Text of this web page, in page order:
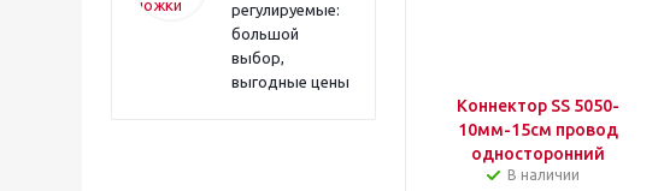
регулируемые:
большой
выбор,
выгодные цены
Коннектор SS 5050-
10мм-15см провод
односторонний
В наличии